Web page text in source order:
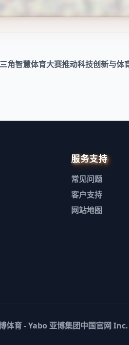
角智慧体育大赛推动科技创新与体
服务支持
常见问题
客户支持
网站地图
体育 - Yabo 亚博集团中国官网 Inc.